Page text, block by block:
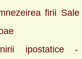
firii
ipostatice -